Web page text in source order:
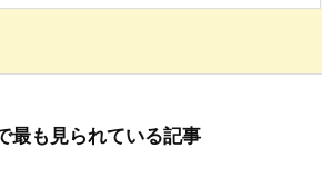
最も見られている記事